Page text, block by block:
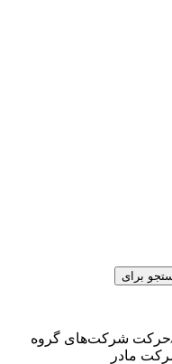
برای
حرکت شرکت‌های گروه
مادر